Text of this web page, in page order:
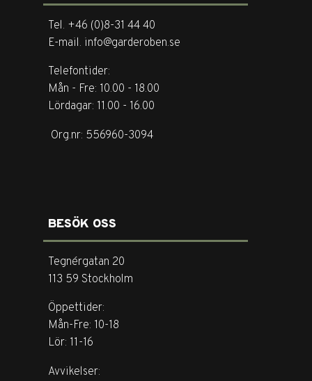
Tel. +46 (0)8-31 44 40
E-mail. info@garderoben.se
Telefontider:
Mån - Fre: 10.00 - 18.00
Lördagar: 11.00 - 16.00
Org.nr: 556960-3094
BESÖK OSS
Tegnérgatan 20
113 59 Stockholm
Öppettider:
Mån-Fre: 10-18
Lör: 11-16
Avvikelser: